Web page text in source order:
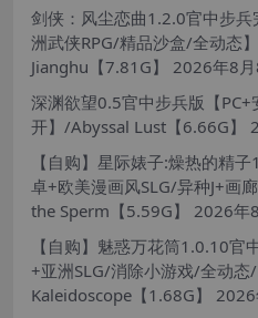
剑侠：风尘恋曲1.2.0官中步兵
洲武侠RPG/精品沙盒/全动态
Jianghu【7.81G】
2026年8月
深渊欲望0.5官中步兵版【PC+
开】/Abyssal Lust【6.66G】
【自购】星际婊子:燥热的精
卓+欧美漫画风SLG/异种J+画
the Sperm【5.59G】
2026年
【自购】魅惑万花筒1.0.10官
+亚洲SLG/消除小游戏/全动
Kaleidoscope【1.68G】
2026